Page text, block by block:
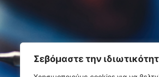
Σεβόμαστε την